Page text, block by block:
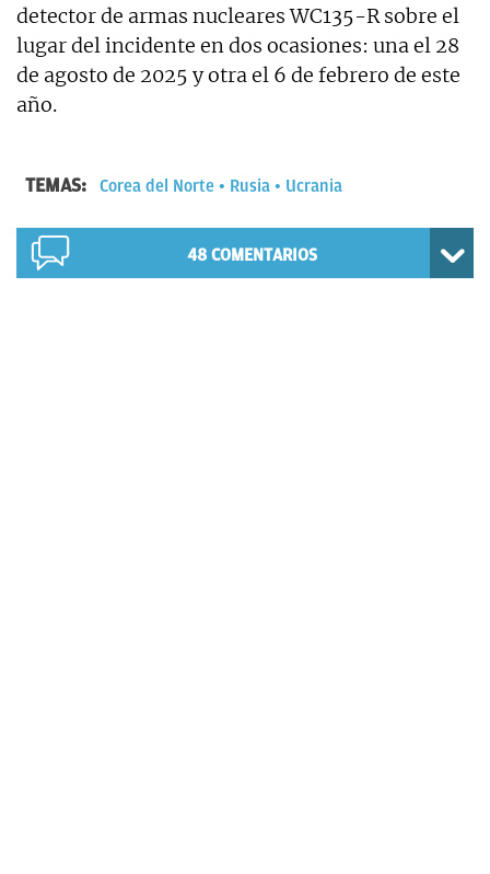
detector de armas nucleares WC135-R sobre el
lugar del incidente en dos ocasiones: una el 28
de agosto de 2025 y otra el 6 de febrero de este
año.
TEMAS: Corea del Norte Rusia Ucrania
48 COMENTARIOS